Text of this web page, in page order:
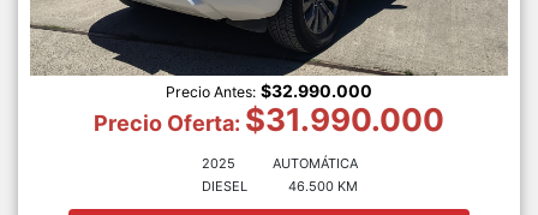
Precio Antes: $32.990.000
Precio Oferta: $31.990.000
2025
DIESEL
AUTOMÁTICA
46.500 KM